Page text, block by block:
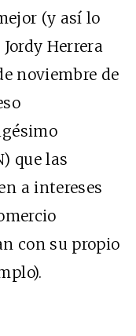
(y así lo
Herrera
noviembre de
que las
a intereses
con su propio